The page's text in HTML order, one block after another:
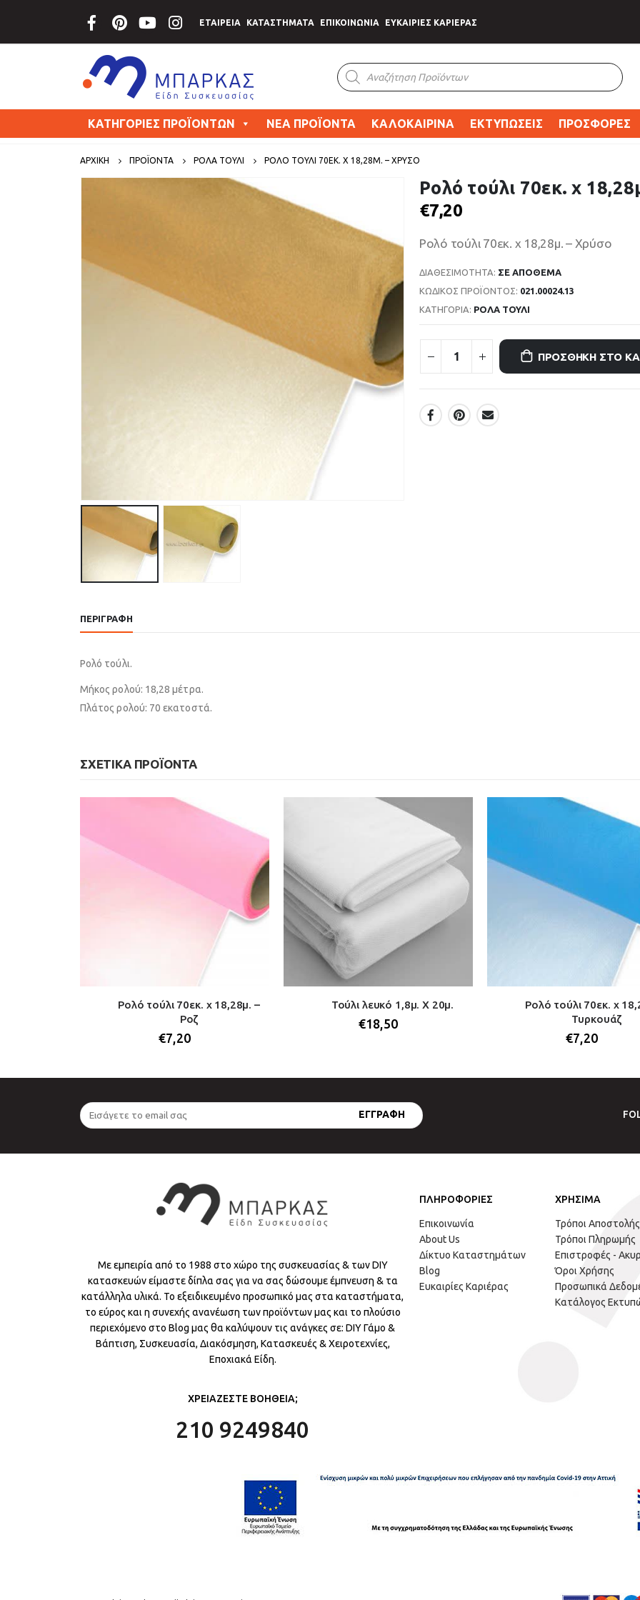
ΕΤΑΙΡΕΙΑ ΚΑΤΑΣΤΗΜΑΤΑ ΕΠΙΚΟΙΝΩΝΙΑ ΕΥΚΑΙΡΙΕΣ ΚΑΡΙΕΡΑΣ
Products
search
ΚΑΤΗΓΟΡΙΕΣ ΠΡΟΪΟΝΤΩΝ ΝΕΑ ΠΡΟΪΟΝΤΑ ΚΑΛΟΚΑΙΡΙΝΑ ΕΚΤΥΠΩΣΕΙΣ ΠΡΟΣΦΟΡΕΣ
ΑΡΧΙΚΗ ΠΡΟΪΟΝΤΑ ΡΟΛΑ ΤΟΥΛΙ ΡΟΛΌ ΤΟΎΛΙ 70ΕΚ. X 18,28Μ. – ΧΡΎΣΟ
Ρολό τούλι 70εκ. x
€7,20
Ρολό τούλι 70εκ. x 18,28μ. – Χρύσο
ΔΙΑΘΕΣΙΜΌΤΗΤΑ: ΣΕ ΑΠΌΘΕΜΑ
ΚΩΔΙΚΌΣ ΠΡΟΪΌΝΤΟΣ: 021.00024.13
ΚΑΤΗΓΟΡΊΑ: ΡΟΛΑ ΤΟΥΛΙ
ΠΡΟΣΘΉΚΗ ΣΤΟ
ΠΕΡΙΓΡΑΦΉ
Ρολό τούλι.
Μήκος ρολού: 18,28 μέτρα.
Πλάτος ρολού: 70 εκατοστά.
ΣΧΕΤΙΚΆ ΠΡΟΪΌΝΤΑ
Ρολό τούλι 70εκ. x 18,28μ. –
Ροζ
€7,20
Τούλι λευκό 1,8μ. Χ 20μ.
€18,50
Ρολό τούλι 70εκ. x
Τυρκουάζ
€7,20
Με εμπειρία από το 1988 στο χώρο της συσκευασίας & των DIY
κατασκευών είμαστε δίπλα σας για να σας δώσουμε έμπνευση & τα
κατάλληλα υλικά. Το εξειδικευμένο προσωπικό μας στα καταστήματα,
το εύρος και η συνεχής ανανέωση των προϊόντων μας και το πλούσιο
περιεχόμενο στο Blog μας θα καλύψουν τις ανάγκες σε: DIY Γάμο &
Βάπτιση, Συσκευασία, Διακόσμηση, Κατασκευές & Χειροτεχνίες,
Εποχιακά Είδη.
ΧΡΕΙΑΖΕΣΤΕ ΒΟΗΘΕΙΑ;
210 9249840
ΠΛΗΡΟΦΟΡΙΕΣ
Επικοινωνία
About Us
Δίκτυο Καταστημάτων
Blog
Ευκαιρίες Καριέρας
ΧΡΗΣΙΜΑ
Τρόποι Αποστολής
Τρόποι Πληρωμής
Επιστροφές -
Όροι Χρήσης
Προσωπικά
Κατάλογος